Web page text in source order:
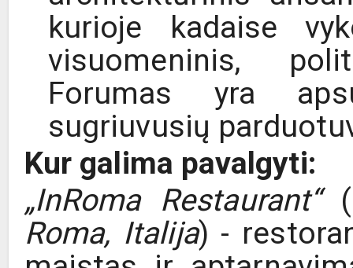
kurioje kadaise
visuomeninis,
Forumas yra
sugriuvusių
Kur galima pavalgyti:
„InRoma Restaurant‘‘
Roma, Italija) -